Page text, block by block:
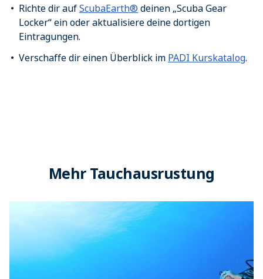
Richte dir aufScubaEarth® deinen „Scuba Gear
Locker“ ein oder aktualisiere deine dortigen
Eintragungen.
Verschaffe dir einen Überblick im PADI Kurskatalog.
Mehr Tauchausrustung